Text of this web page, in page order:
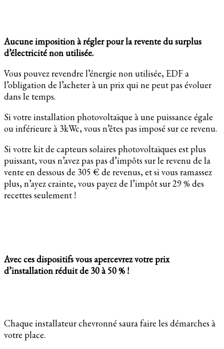
Aucune imposition à régler pour la revente du surplus
d’électricité non utilisée.
Vous pouvez revendre l’énergie non utilisée, EDF a
l’obligation de l’acheter à un prix qui ne peut pas évoluer
dans le temps.
Si votre installation photovoltaïque à une puissance égale
ou inférieure à 3kWc, vous n’êtes pas imposé sur ce revenu.
Si votre kit de capteurs solaires photovoltaïques est plus
puissant, vous n’avez pas pas d’impôts sur le revenu de la
vente en dessous de 305 € de revenus, et si vous ramassez
plus, n’ayez crainte, vous payez de l’impôt sur 29 % des
recettes seulement !
Avec ces dispositifs vous apercevrez votre prix
d’installation réduit de 30 à 50 % !
Chaque installateur chevronné saura faire les démarches à
votre place.